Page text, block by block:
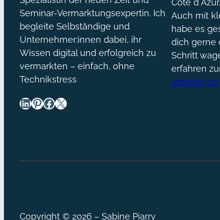
Seminar-Vermarktungsexpertin. Ich
begleite Selbständige und
Unternehmer:innen dabei, ihr
Wissen digital und erfolgreich zu
vermarkten – einfach, ohne
Technikstress
LinkedIn Pinterest Facebook X
Côte
Auch mit
habe es
dich gerne
Schritt
erfahren
arbeiten an
Copyright © 2026 – Sabine Piarry